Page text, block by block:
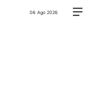
06 Ago 2026